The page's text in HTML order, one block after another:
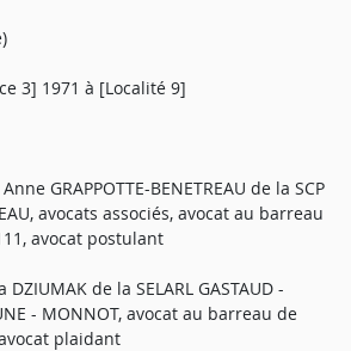
3] 1971 à [Localité 9]
GRAPPOTTE-BENETREAU de la SCP
avocats associés, avocat au barreau
avocat postulant
de la SELARL GASTAUD -
- MONNOT, avocat au barreau de
plaidant